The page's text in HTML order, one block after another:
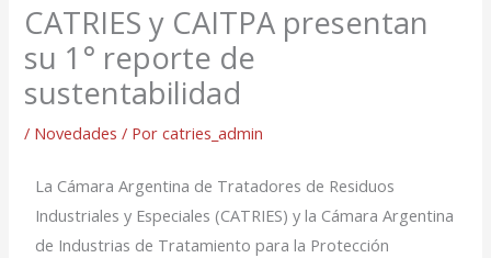
CATRIES y CAITPA presentan
su 1° reporte de
sustentabilidad
/ Novedades / Porcatries_admin
La Cámara Argentina de Tratadores de Residuos
Industriales y Especiales (CATRIES) y la Cámara Argentina
de Industrias de Tratamiento para la Protección